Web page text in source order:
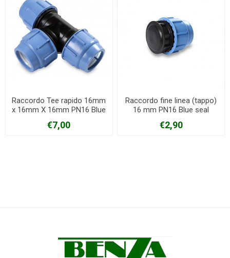
Raccordo Tee rapido 16mm
x 16mm X 16mm PN16 Blue
€7,00
Raccordo fine linea (tappo)
16 mm PN16 Blue seal
€2,90